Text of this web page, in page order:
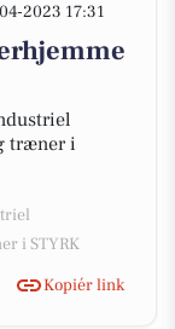
2023 17:31
træner i
i STYRK
Kopiér link